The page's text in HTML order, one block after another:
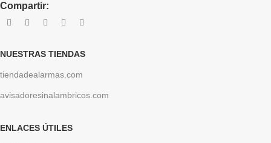
Compartir:
NUESTRAS TIENDAS
tiendadealarmas.com
avisadoresinalambricos.com
ENLACES ÚTILES